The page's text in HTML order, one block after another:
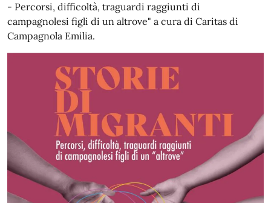
- Percorsi, difficoltà, traguardi raggiunti di
campagnolesi figli di un altrove" a cura di Caritas di
Campagnola Emilia.